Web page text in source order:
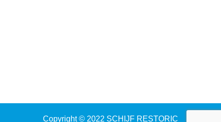
Copyright © 2022 SCHIJF RESTORIC